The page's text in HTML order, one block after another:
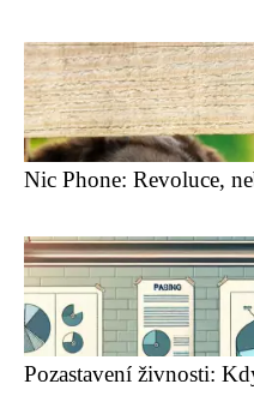
Nic Phone: Revoluce,
Pozastavení živnosti: